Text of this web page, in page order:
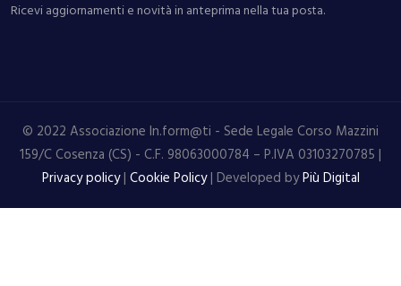
Ricevi aggiornamenti e novità in anteprima nella tua posta.
© 2022 Associazione In.form@ti - Sede Legale Corso Mazzini
159/C Cosenza (CS) - C.F. 98063000784 – P.IVA 03103270785 |
Privacy policy| Cookie Policy| Developed byPiù Digital